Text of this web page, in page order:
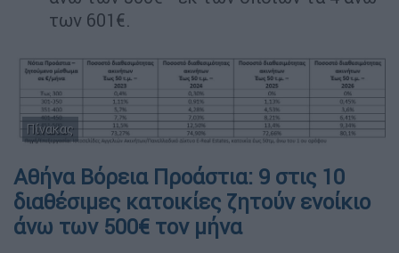
των 601€.
Πίνακας
Αθήνα Βόρεια Προάστια: 9 στις 10
διαθέσιμες κατοικίες ζητούν ενοίκιο
άνω των 500€ τον μήνα